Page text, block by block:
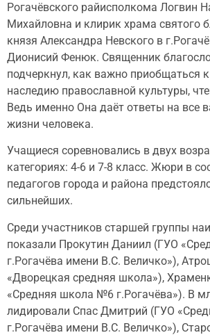
Рогачёвского райисполкома Логвин
Михайловна и клирик храма святого
князя Александра Невского в
Дионисий Фенюк. Священник
подчеркнул, как важно приобщаться
наследию православной культуры,
Ведь именно Она даёт ответы на все
жизни человека.
Учащиеся соревновались в двух
категориях: 4-6 и 7-8 класс. Жюри в
педагогов города и района
сильнейших.
Среди участников старшей группы
показали Прокутин Даниил (ГУО
г.Рогачёва имени В.С. Величко»),
«Дворецкая средняя школа»),
«Средняя школа №6 г.Рогачёва»). В
лидировали Спас Дмитрий (ГУО
г.Рогачёва имени В.С. Величко»),